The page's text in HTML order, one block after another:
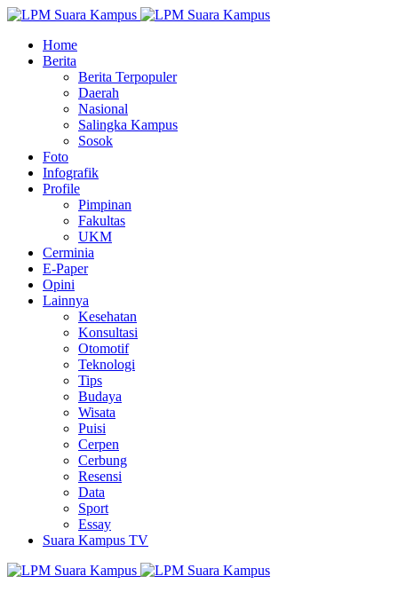
Home
Berita
Berita Terpopuler
Daerah
Nasional
Salingka Kampus
Sosok
Foto
Infografik
Profile
Pimpinan
Fakultas
UKM
Cerminia
E-Paper
Opini
Lainnya
Kesehatan
Konsultasi
Otomotif
Teknologi
Tips
Budaya
Wisata
Puisi
Cerpen
Cerbung
Resensi
Data
Sport
Essay
Suara Kampus TV